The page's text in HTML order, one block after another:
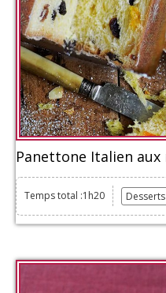
Temps total :1h20 Desserts